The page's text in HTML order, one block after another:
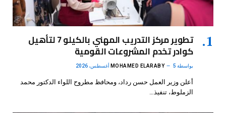
تطوير مركز التدريب المهني بالكيلو 7 لتأهيل
كوادر تخدم المشروعات القومية
بواسطة MOHAMED ELARABY 5 أغسطس، 2026
أعلن وزير العمل حسن رداد، ومحافظ مطروح اللواء الدكتور محمد
الزملوط، تنفيذ…